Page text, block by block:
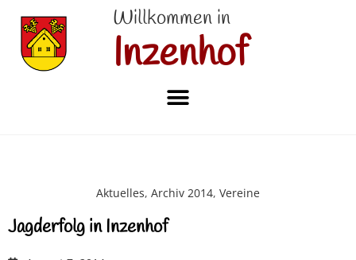
Willkommen in
Inzenhof
Aktuelles, Archiv 2014, Vereine
Jagderfolg in Inzenhof